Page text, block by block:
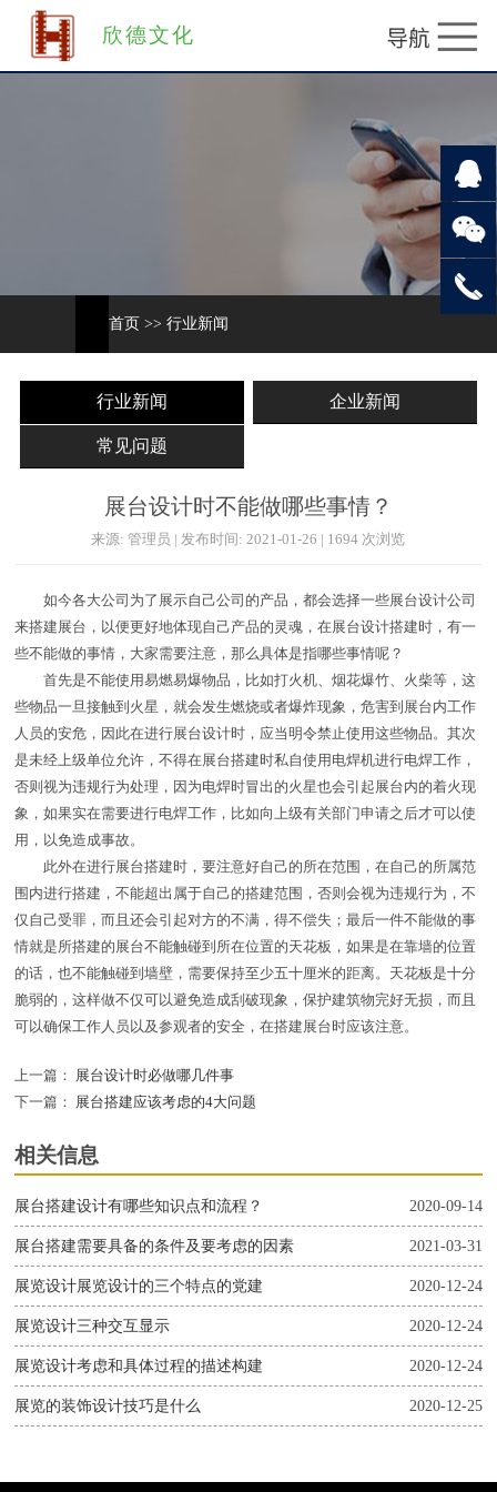
欣德文化
首页 >> 行业新闻
行业新闻 企业新闻
常见问题
展台设计时不能做哪些事情？
来源: 管理员 | 发布时间: 2021-01-26 | 1694 次浏览
如今各大公司为了展示自己公司的产品，都会选择一些展台设计公司
来搭建展台，以便更好地体现自己产品的灵魂，在展台设计搭建时，有一
些不能做的事情，大家需要注意，那么具体是指哪些事情呢？
首先是不能使用易燃易爆物品，比如打火机、烟花爆竹、火柴等，这
些物品一旦接触到火星，就会发生燃烧或者爆炸现象，危害到展台内工作
人员的安危，因此在进行展台设计时，应当明令禁止使用这些物品。其次
是未经上级单位允许，不得在展台搭建时私自使用电焊机进行电焊工作，
否则视为违规行为处理，因为电焊时冒出的火星也会引起展台内的着火现
象，如果实在需要进行电焊工作，比如向上级有关部门申请之后才可以使
用，以免造成事故。
此外在进行展台搭建时，要注意好自己的所在范围，在自己的所属范
围内进行搭建，不能超出属于自己的搭建范围，否则会视为违规行为，不
仅自己受罪，而且还会引起对方的不满，得不偿失；最后一件不能做的事
情就是所搭建的展台不能触碰到所在位置的天花板，如果是在靠墙的位置
的话，也不能触碰到墙壁，需要保持至少五十厘米的距离。天花板是十分
脆弱的，这样做不仅可以避免造成刮破现象，保护建筑物完好无损，而且
可以确保工作人员以及参观者的安全，在搭建展台时应该注意。
上一篇：
展台设计时必做哪几件事
下一篇：
展台搭建应该考虑的4大问题
相关信息
2020-09-14
展台搭建设计有哪些知识点和流程？
2021-03-31
展台搭建需要具备的条件及要考虑的因素
2020-12-24
展览设计展览设计的三个特点的党建
2020-12-24
展览设计三种交互显示
2020-12-24
展览设计考虑和具体过程的描述构建
2020-12-25
展览的装饰设计技巧是什么